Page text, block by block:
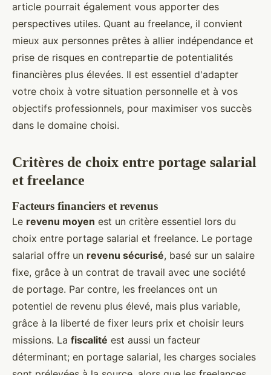
article pourrait également vous apporter des
perspectives utiles. Quant au freelance, il convient
mieux aux personnes prêtes à allier indépendance et
prise de risques en contrepartie de potentialités
financières plus élevées. Il est essentiel d'adapter
votre choix à votre situation personnelle et à vos
objectifs professionnels, pour maximiser vos succès
dans le domaine choisi.
Critères de choix entre portage salarial
et freelance
Facteurs financiers et revenus
Le revenu moyen est un critère essentiel lors du
choix entre portage salarial et freelance. Le portage
salarial offre un revenu sécurisé, basé sur un salaire
fixe, grâce à un contrat de travail avec une société
de portage. Par contre, les freelances ont un
potentiel de revenu plus élevé, mais plus variable,
grâce à la liberté de fixer leurs prix et choisir leurs
missions. La fiscalité est aussi un facteur
déterminant; en portage salarial, les charges sociales